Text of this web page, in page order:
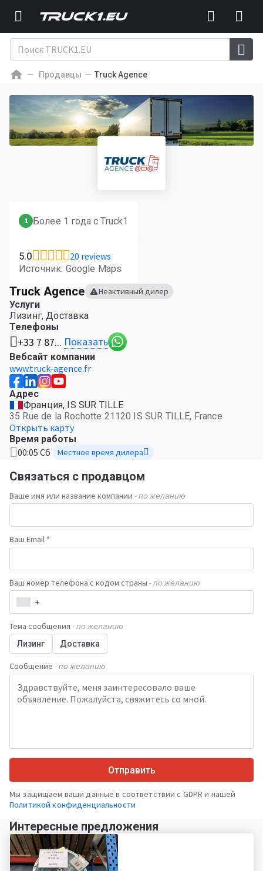
Продавцы Truck Agence
Truck Agence Неактивный дилер
Услуги
Лизинг, Доставка
Телефоны
+33 7 87... Показать
Вебсайт компании
www.truck-agence.fr
Адрес
Франция, IS SUR TILLE
35 Rue de la Rochotte 21120 IS SUR TILLE, France
Открыть карту
Время работы
00:05 Сб Местное время дилера
Связаться с продавцом
Ваше имя или название компании - по желанию
Ваш Email *
Ваш номер телефона с кодом страны - по желанию
+
Тема сообщения - по желанию
Лизинг Доставка
Сообщение - по желанию
Отправить
Мы защищаем ваши данные в соответствии с GDPR и нашей
Политикой конфиденциальности
1 Более 1 года с Truck1
5.0 20 reviews
Источник: Google Maps
Интересные предложения